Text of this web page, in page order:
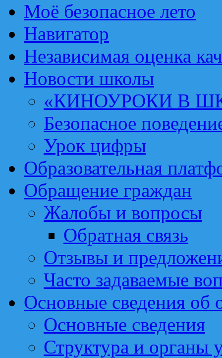
Моё безопасное лето
Навигатор
Независимая оценка
Новости школы
«КИНОУРОКИ В
Безопасное
Урок цифры
Образовательная
Обращение граждан
Жалобы и вопросы
Обратная связь
Отзывы и
Часто задаваемые
Основные сведения об
Основные сведения
Структура и органы